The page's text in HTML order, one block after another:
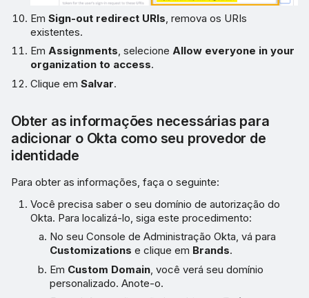
EmSign-out redirect URIs , remova os URIs
existentes.
EmAssignments, selecioneAllow everyone in your
organization to access.
Clique emSalvar.
Obter as informações necessárias para
adicionar o Okta como seu provedor de
identidade
Para obter as informações, faça o seguinte:
Você precisa saber o seu domínio de autorização do
Okta. Para localizá-lo, siga este procedimento:
No seu Console de Administração Okta, vá para
Customizations e clique em Brands.
Em Custom Domain , você verá seu domínio
personalizado. Anote-o.